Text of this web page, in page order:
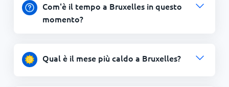
Com'è il tempo a Bruxelles in questo
momento?
Qual è il mese più caldo a Bruxelles?